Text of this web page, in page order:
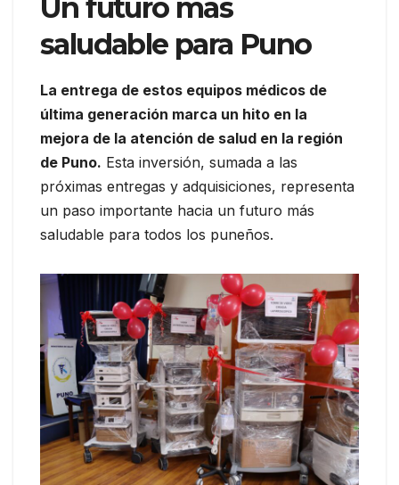
Un futuro más
saludable para Puno
La entrega de estos equipos médicos de
última generación marca un hito en la
mejora de la atención de salud en la región
de Puno. Esta inversión, sumada a las
próximas entregas y adquisiciones, representa
un paso importante hacia un futuro más
saludable para todos los puneños.